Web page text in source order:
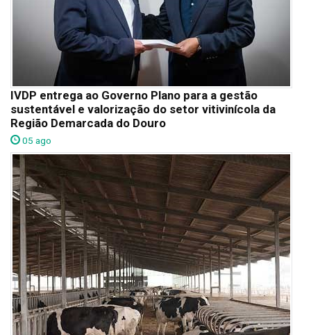
IVDP entrega ao Governo Plano para a gestão
sustentável e valorização do setor vitivinícola da
Região Demarcada do Douro
05 ago